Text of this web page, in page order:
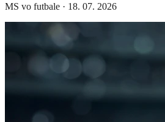
MS vo futbale · 18. 07. 2026